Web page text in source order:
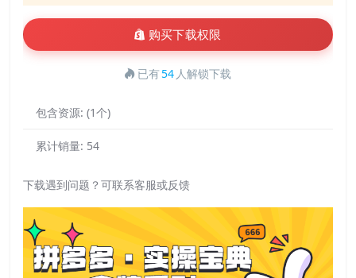
购买下载权限
已有54 人解锁下载
包含资源: (1个)
累计销量: 54
下载遇到问题？可联系客服或反馈